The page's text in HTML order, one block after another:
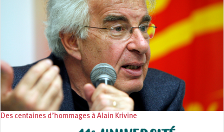
Des centaines d’hommages à Alain Krivine